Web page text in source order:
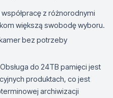
współpracę z różnorodnymi
większą swobodę wyboru.
kamer bez potrzeby
do 24TB pamięci jest
produktach, co jest
archiwizacji